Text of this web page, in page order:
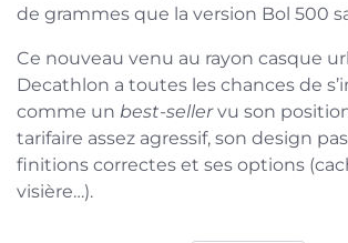
de grammes que la version Bol 500
Ce nouveau venu au rayon casque
Decathlon a toutes les chances de
comme un best-sellervu son
tarifaire assez agressif, son design
finitions correctes et ses options
visière…).